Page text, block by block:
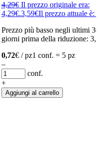
4,29€ Il prezzo originale era:
4,29€.3,59€Il prezzo attuale è:
Prezzo più basso negli ultimi 30
giorni prima della riduzione:
0,72€ / pz1 conf. = 5 pz
–
conf.
+
Aggiungi al carrello